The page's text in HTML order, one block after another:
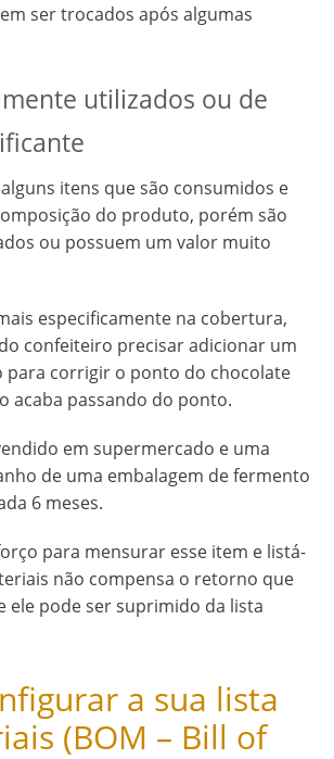
ser trocados após algumas
utilizados ou de
itens que são consumidos e
do produto, porém são
ou possuem um valor muito
especificamente na cobertura,
confeiteiro precisar adicionar um
corrigir o ponto do chocolate
acaba passando do ponto.
em supermercado e uma
de uma embalagem de fermento
6 meses.
para mensurar esse item e listá-
não compensa o retorno que
ele pode ser suprimido da lista
a sua lista
(BOM – Bill of